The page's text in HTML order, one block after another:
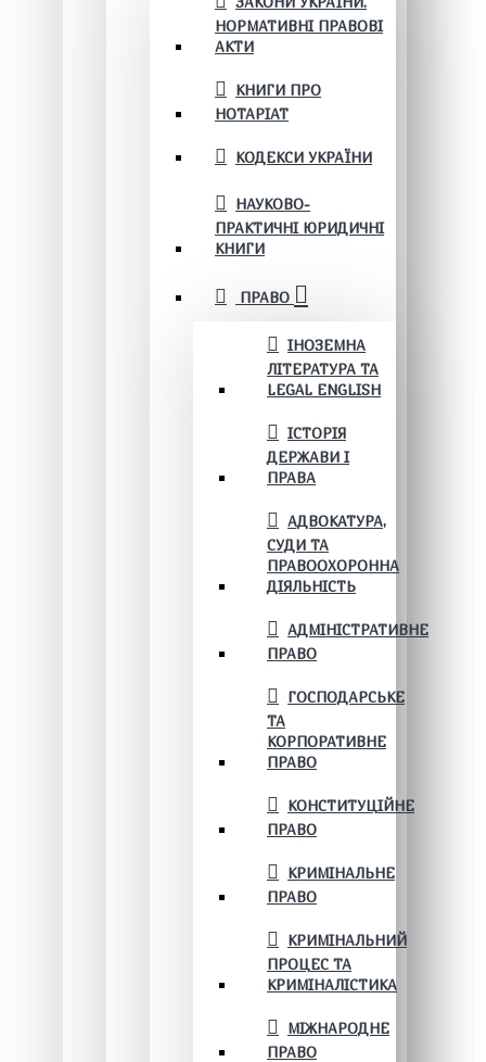
НОРМАТИВНІ ПРАВОВІ
АКТИ
КНИГИ ПРО
НОТАРІАТ
КОДЕКСИ УКРАЇНИ
НАУКОВО-
ПРАКТИЧНІ ЮРИДИЧНІ
КНИГИ
ПРАВО
ІНОЗЕМНА
ЛІТЕРАТУРА ТА
LEGAL ENGLISH
ІСТОРІЯ
ДЕРЖАВИ І
ПРАВА
АДВОКАТУРА,
СУДИ ТА
ПРАВООХОРОННА
ДІЯЛЬНІСТЬ
АДМІНІСТРАТИВНЕ
ПРАВО
ГОСПОДАРСЬКЕ
ТА
КОРПОРАТИВНЕ
ПРАВО
КОНСТИТУЦІЙНЕ
ПРАВО
КРИМІНАЛЬНЕ
ПРАВО
КРИМІНАЛЬНИЙ
ПРОЦЕС ТА
КРИМІНАЛІСТИКА
МІЖНАРОДНЕ
ПРАВО